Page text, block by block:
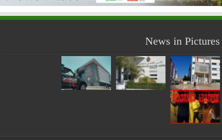
News in Pictures